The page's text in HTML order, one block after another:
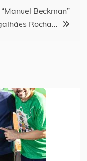
Beckman”
Rocha…